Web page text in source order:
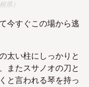
県）
今すぐこの場から逃
太い柱にしっかりと
またスサノオの刀と
と言われる琴を持っ